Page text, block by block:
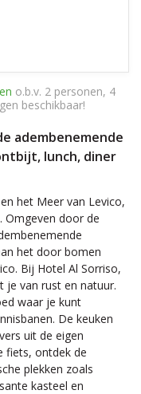
o.b.v. 2 personen, 4
beschikbaar!
adembenemende
lunch, diner
het Meer van Levico,
Omgeven door de
het door bomen
Bij Hotel Al Sorriso,
je van rust en natuur.
waar je kunt
De keuken
uit de eigen
fiets, ontdek de
plekken zoals
kasteel en